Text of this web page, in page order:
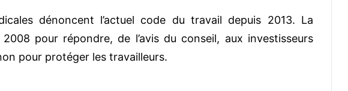
dénoncent l’actuel code du travail depuis 2013. La
pour répondre, de l’avis du conseil, aux investisseurs
pour protéger les travailleurs.